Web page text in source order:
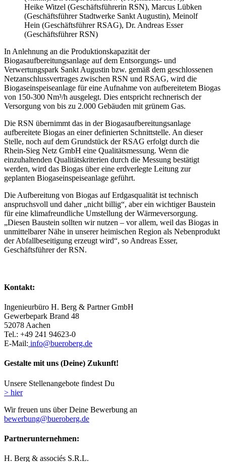
Heike Witzel (Geschäftsführerin RSN), Marcus Lübken
(Geschäftsführer Stadtwerke Sankt Augustin), Meinolf
Hein (Geschäftsführer RSAG), Dr. Andreas Esser
(Geschäftsführer RSN)
In Anlehnung an die Produktionskapazität der
Biogasaufbereitungsanlage auf dem Entsorgungs- und
Verwertungspark Sankt Augustin bzw. gemäß dem geschlossenen
Netzanschlussvertrages zwischen RSN und RSAG, wird die
Biogaseinspeiseanlage für eine Aufnahme von aufbereitetem Biogas
von 150-300 Nm³/h ausgelegt. Dies entspricht rechnerisch der
Versorgung von bis zu 2.000 Gebäuden mit grünem Gas.
Die RSN übernimmt das in der Biogasaufbereitungsanlage
aufbereitete Biogas an einer definierten Schnittstelle. An dieser
Stelle, noch auf dem Grundstück der RSAG erfolgt durch die
Rhein-Sieg Netz GmbH eine Qualitätsmessung. Wenn die
einzuhaltenden Qualitätskriterien durch die Messung bestätigt
werden, wird das Biogas über eine erdverlegte Leitung zur
geplanten Biogaseinspeiseanlage geführt.
Die Aufbereitung von Biogas auf Erdgasqualität ist technisch
anspruchsvoll und daher „nicht billig“, aber ein wichtiger Baustein
für eine klimafreundliche Umstellung der Wärmeversorgung.
„Diesen Baustein sollten wir nutzen – vor allem, weil das Biogas in
unmittelbarer Nähe in unserer heimischen Region als Nebenprodukt
der Abfallbeseitigung erzeugt wird“, so Andreas Esser,
Geschäftsführer der RSN.
Kontakt:
Ingenieurbüro H. Berg & Partner GmbH
Gewerbepark Brand 48
52078 Aachen
Tel.: +49 241 94623-0
E-Mail: info@bueroberg.de
Gestalte mit uns (Deine) Zukunft!
Unsere Stellenangebote findest Du
> hier
Wir freuen uns über Deine Bewerbung an
bewerbung@bueroberg.de
Partnerunternehmen:
H. Berg & associés S.R.L.